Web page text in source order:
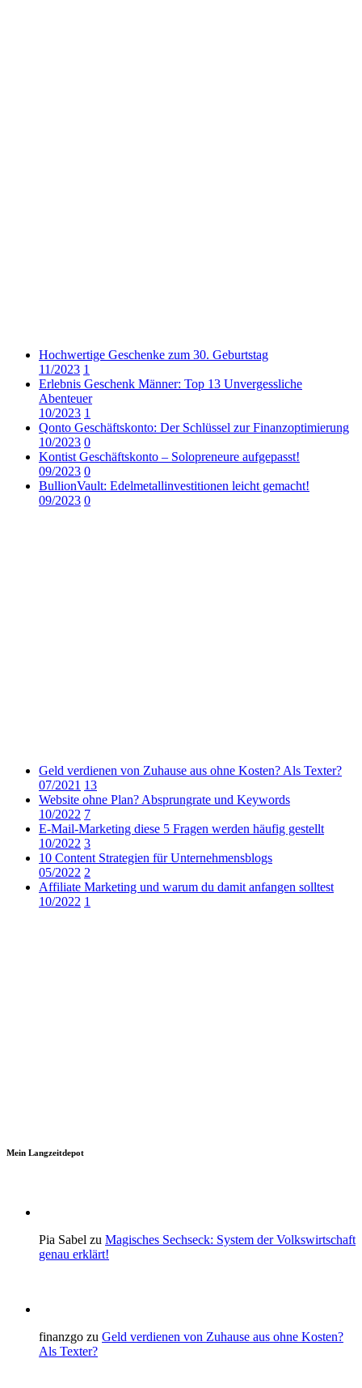
Hochwertige Geschenke zum 30. Geburtstag
11/2023 1
Erlebnis Geschenk Männer: Top 13 Unvergessliche
Abenteuer
10/2023 1
Qonto Geschäftskonto: Der Schlüssel zur Finanzoptimierung
10/2023 0
Kontist Geschäftskonto – Solopreneure aufgepasst!
09/2023 0
BullionVault: Edelmetallinvestitionen leicht gemacht!
09/2023 0
Geld verdienen von Zuhause aus ohne Kosten? Als Texter?
07/2021 13
Website ohne Plan? Absprungrate und Keywords
10/2022 7
E-Mail-Marketing diese 5 Fragen werden häufig gestellt
10/2022 3
10 Content Strategien für Unternehmensblogs
05/2022 2
Affiliate Marketing und warum du damit anfangen solltest
10/2022 1
Mein Langzeitdepot
Pia Sabel zu Magisches Sechseck: System der Volkswirtschaft
genau erklärt!
finanzgo zu Geld verdienen von Zuhause aus ohne Kosten?
Als Texter?